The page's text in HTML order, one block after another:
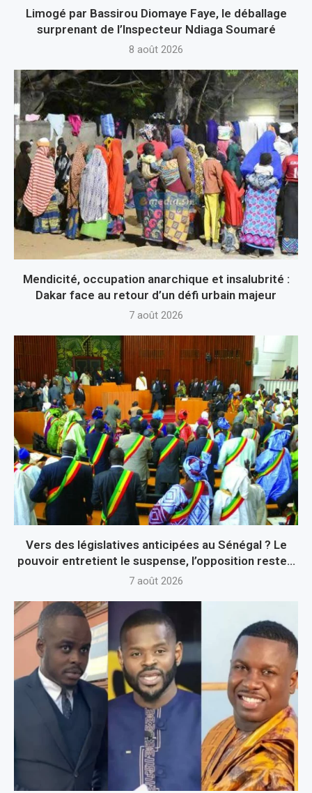
Limogé par Bassirou Diomaye Faye, le déballage
surprenant de l’Inspecteur Ndiaga Soumaré
8 août 2026
Mendicité, occupation anarchique et insalubrité :
Dakar face au retour d’un défi urbain majeur
7 août 2026
Vers des législatives anticipées au Sénégal ? Le
pouvoir entretient le suspense, l’opposition reste...
7 août 2026